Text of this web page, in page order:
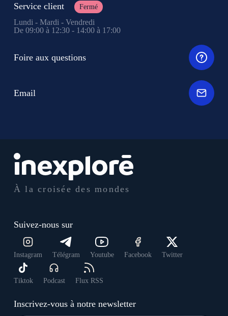
À la croisée des mondes
Suivez-nous sur
Instagram Télégram Youtube Facebook Twitter
Tiktok Podcast Flux RSS
Inscrivez-vous à notre newsletter
Service client Fermé
Lundi - Mardi - Vendredi
De 09:00 à 12:30 - 14:00 à 17:00
Foire aux questions
Email